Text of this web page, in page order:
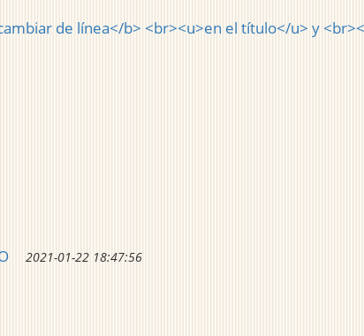
de línea</b> <br><u>en el título</u> y
2021-01-22 18:47:56